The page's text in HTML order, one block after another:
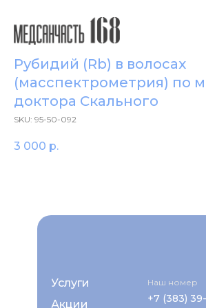
Рубидий (Rb) в волосах
(масспектрометрия) по
доктора Скального
SKU: 95-50-092
3 000 р.
Услуги
Акции +7 (383)
Наш номер